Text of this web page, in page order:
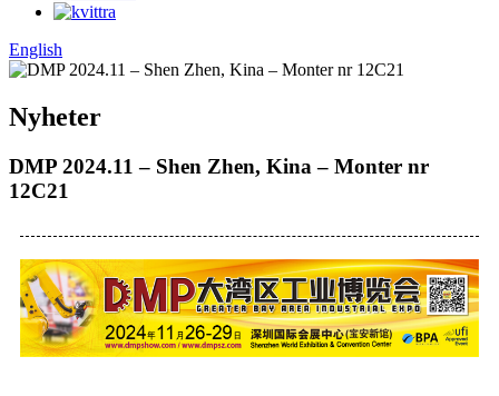
English
Nyheter
DMP 2024.11 – Shen Zhen, Kina – Monter nr
12C21